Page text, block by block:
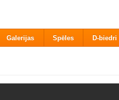
Galerijas Spēles D-biedri